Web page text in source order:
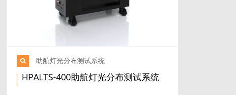
助航灯光分布测试系统
HPALTS-400助航灯光分布测试系统